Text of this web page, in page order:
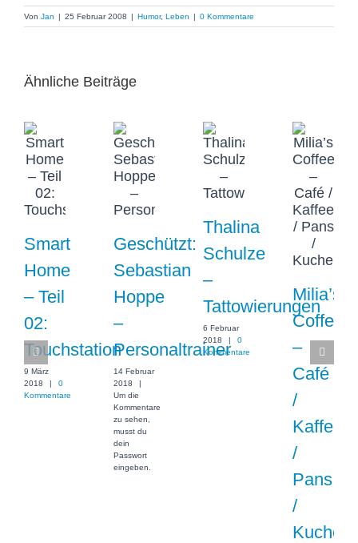
Von Jan | 25 Februar 2008 | Humor, Leben | 0 Kommentare
Ähnliche Beiträge
Smart
Home
– Teil
02:
Touchstation
9 März
2018
|
0
Kommentare
Geschützt:
Sebastian
Hoppe
–
Personaltrainer
14 Februar
2018
|
Um die
Kommentare
zu sehen,
musst du
dein
Passwort
eingeben.
Thalina
Schulze
–
Tattowierungen
6 Februar
2018
|
0
Kommentare
Milia’s
Coffee
–
Café
/
Kaffee
/
Pans
/
Kuchen